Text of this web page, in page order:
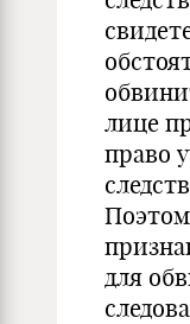
лице
право
для